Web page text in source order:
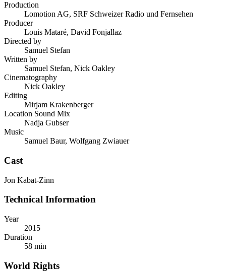
Production
Lomotion AG, SRF Schweizer Radio und Fernsehen
Producer
Louis Mataré, David Fonjallaz
Directed by
Samuel Stefan
Written by
Samuel Stefan, Nick Oakley
Cinematography
Nick Oakley
Editing
Mirjam Krakenberger
Location Sound Mix
Nadja Gubser
Music
Samuel Baur, Wolfgang Zwiauer
Cast
Jon Kabat-Zinn
Technical Information
Year
2015
Duration
58 min
World Rights